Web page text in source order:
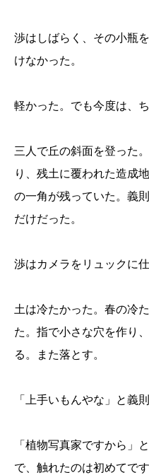
渉はしばらく、その小瓶
けなかった。
軽かった。でも今度は、
三人で丘の斜面を登った
り、残土に覆われた造成
の一角が残っていた。義
だけだった。
渉はカメラをリュックに
土は冷たかった。春の冷
た。指で小さな穴を作り
る。また落とす。
「上手いもんやな」と義
「植物写真家ですから」
で、触れたのは初めてです